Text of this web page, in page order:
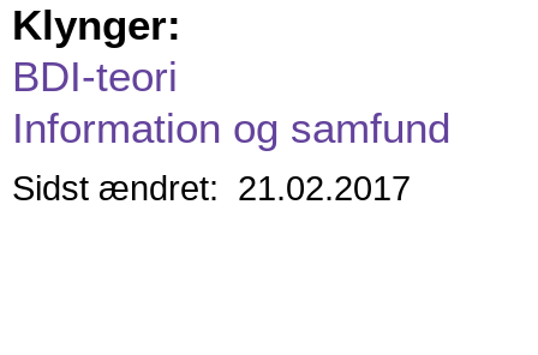
Klynger:
BDI-teori
Information og samfund
Sidst ændret: 21.02.2017